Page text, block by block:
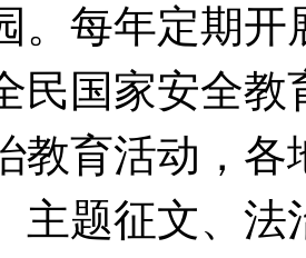
。每年定期开
民国家安全教
教育活动， 各
主题征文、法